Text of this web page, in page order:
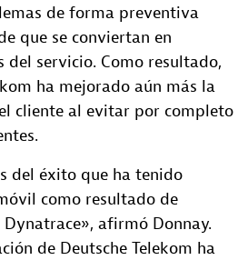
de forma preventiva
que se conviertan en
del servicio. Como resultado,
ha mejorado aún más la
cliente al evitar por completo
del éxito que ha tenido
como resultado de
afirmó Donnay.
de Deutsche Telekom ha